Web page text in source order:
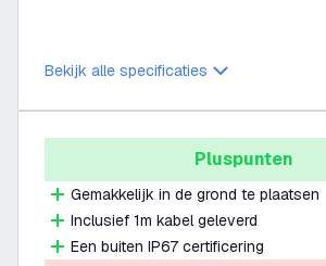
Bekijk alle specificaties
Pluspunten
Gemakkelijk in de grond te plaatsen
Inclusief 1m kabel geleverd
Een buiten IP67 certificering